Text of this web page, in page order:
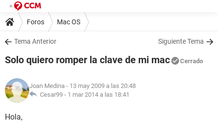
Foros Mac OS
Tema Anterior Siguiente Tema
Solo quiero romper la clave de mi mac Cerrado
Joan Medina - 13 may 2009 a las 20:48
Cesar99 - 1 mar 2014 a las 18:41
Hola,